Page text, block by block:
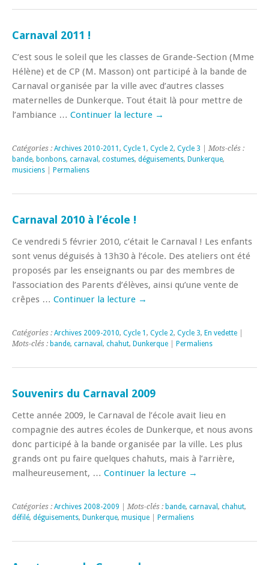
Carnaval 2011 !
C’est sous le soleil que les classes de Grande-Section (Mme
Hélène) et de CP (M. Masson) ont participé à la bande de
Carnaval organisée par la ville avec d’autres classes
maternelles de Dunkerque. Tout était là pour mettre de
l’ambiance … Continuer la lecture →
Catégories : Archives 2010-2011 , Cycle 1 , Cycle 2, Cycle 3 | Mots-clés :
bande, bonbons, carnaval , costumes, déguisements, Dunkerque,
musiciens
Permaliens
Carnaval 2010 à l’école !
Ce vendredi 5 février 2010, c’était le Carnaval ! Les enfants
sont venus déguisés à 13h30 à l’école. Des ateliers ont été
proposés par les enseignants ou par des membres de
l’association des Parents d’élèves, ainsi qu’une vente de
crêpes … Continuer la lecture →
Catégories : Archives 2009-2010, Cycle 1 , Cycle 2, Cycle 3, En vedette
Mots-clés : bande, carnaval , chahut, Dunkerque Permaliens
Souvenirs du Carnaval 2009
Cette année 2009, le Carnaval de l’école avait lieu en
compagnie des autres écoles de Dunkerque, et nous avons
donc participé à la bande organisée par la ville. Les plus
grands ont pu faire quelques chahuts, mais à l’arrière,
malheureusement, … Continuer la lecture →
Catégories : Archives 2008-2009 | Mots-clés : bande, carnaval , chahut,
défilé, déguisements, Dunkerque, musique Permaliens